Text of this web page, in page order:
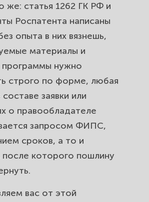
же: статья 1262 ГК РФ и
Роспатента написаны
опыта в них вязнешь,
материалы и
нужно
строго по форме, любая
заявки или
о правообладателе
запросом ФИПС,
сроков, а то и
после которого пошлину
вас от этой